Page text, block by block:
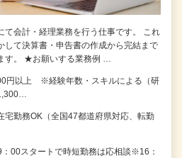
て会計・経理業務を行う仕事です。 これ
して決算書・申告書の作成から完結まで
す。 ★お願いする業務例 …
円以上 ※経験年数・スキルによる（研
宅勤務OK（全国47都道府県対応、転勤
00スタートで時短勤務は応相談※16：